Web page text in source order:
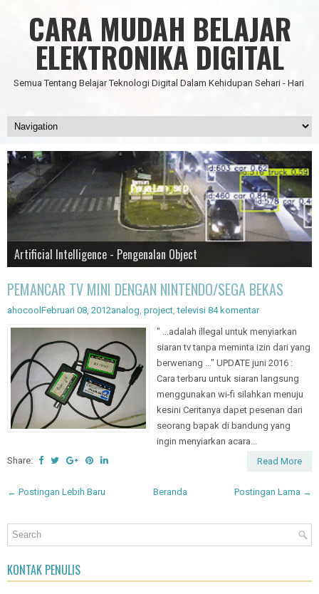
CARA MUDAH BELAJAR
ELEKTRONIKA DIGITAL
Semua Tentang Belajar Teknologi Digital Dalam Kehidupan Sehari - Hari
IC Timer 555 yang Multifungsi
Data Science
Artificial Intelligence - Pengenalan Object
JAM DIGITAL 6 DIGIT TANPA MICRO FULL CMOS
Node Red - Kontrol Industri 4.0
PEMANCAR TV MINI DENGAN NINTENDO/SEGA BEKAS
ahocool Februari 08, 2012analog, project,televisi 84 komentar
" ...adalah illegal untuk menyiarkan
siaran tv tanpa meminta izin dari yang
berwenang ..." UPDATE juni 2016 :
Cara terbaru untuk siaran langsung
menggunakan wi-fi silahkan menuju
kesini Ceritanya dapet pesenan dari
seorang bapak di bandung yang
ingin menyiarkan acara...
Share:
Read More
← Postingan Lebih Baru Postingan Lama →
Beranda
KONTAK PENULIS